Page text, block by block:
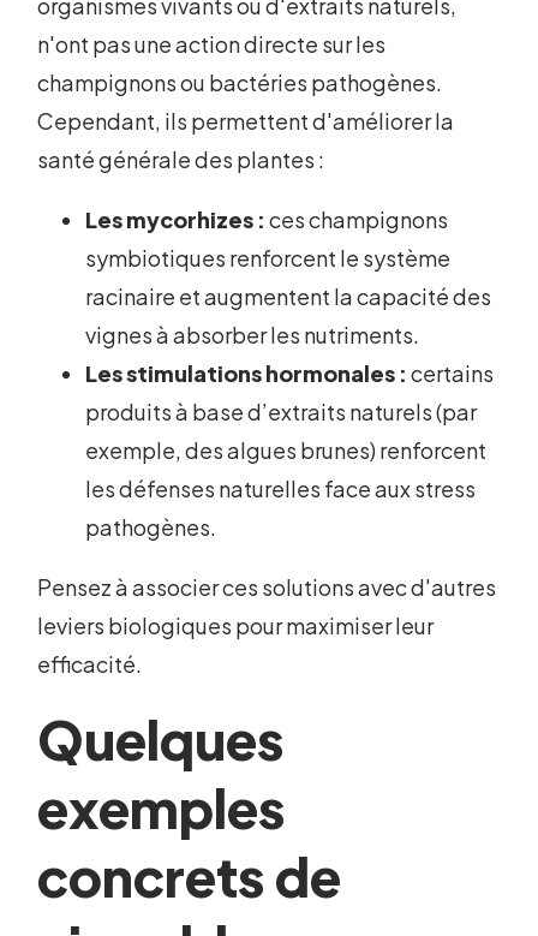
n'ont pas une action directe sur les
champignons ou bactéries pathogènes.
Cependant, ils permettent d'améliorer la
santé générale des plantes :
Les mycorhizes :ces champignons
symbiotiques renforcent le système
racinaire et augmentent la capacité des
vignes à absorber les nutriments.
Les stimulations hormonales : certains
produits à base d’extraits naturels (par
exemple, des algues brunes) renforcent
les défenses naturelles face aux stress
pathogènes.
Pensez à associer ces solutions avec d'autres
leviers biologiques pour maximiser leur
efficacité.
Quelques
exemples
concrets de